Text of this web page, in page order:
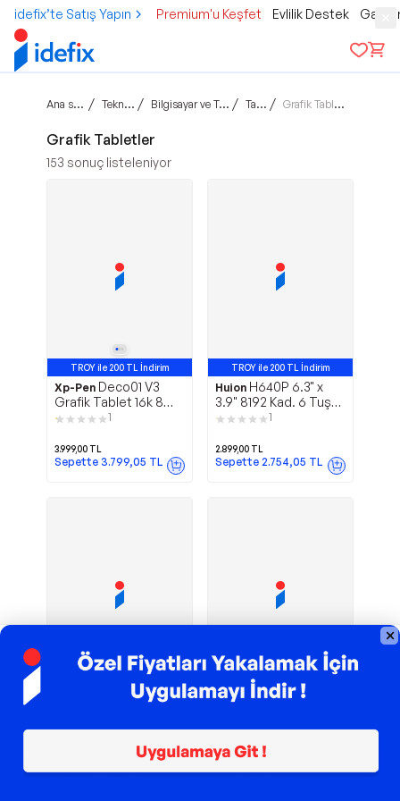
idefix’te Satış Yapın Premium'u Keşfet Evlilik Destek
Ana sayfa / Teknoloji / Bilgisayar ve Tablet / Tablet / Grafik Tabletler
Grafik Tabletler
153 sonuç listeleniyor
TROY ile 200 TL İndirim
Xp-Pen Deco01 V3
Grafik Tablet 16k 8
Kısayol Siyah
1
3.999,00 TL
Sepette 3.799,05 TL
TROY ile 200 TL İndirim
Huion H640P 6.3" x
3.9" 8192 Kad. 6 Tuş
Grafik Tablet
1
2.899,00 TL
Sepette 2.754,05 TL
TROY ile 200 TL İndirim
420 Grafik Çizim
TROY ile 200 TL İndirim
Xp-Pen
Dual 16K